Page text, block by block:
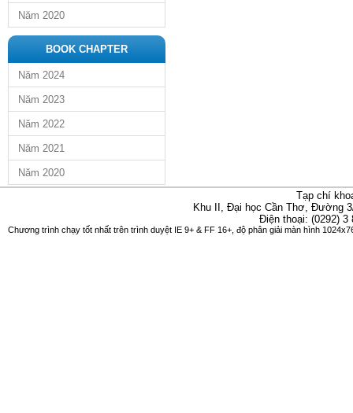
Năm 2020
BOOK CHAPTER
Năm 2024
Năm 2023
Năm 2022
Năm 2021
Năm 2020
Tạp chí
Khu II, Đại học Cần Thơ, Đường
Điện thoại: (0292)
Chương trình chạy tốt nhất trên trình duyệt IE 9+ & FF 16+, độ phân giải màn hình